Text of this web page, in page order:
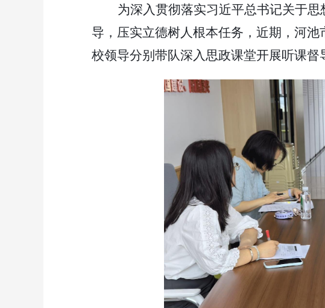
为深入贯彻落实习近平总书记关于
导，压实立德树人根本任务，近期，河
校领导分别带队深入思政课堂开展听课督